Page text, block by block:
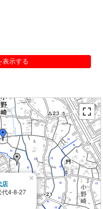
表示する
店
代4-8-27
×